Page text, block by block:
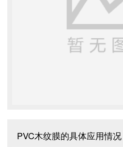
PVC木纹膜的具体应用情况